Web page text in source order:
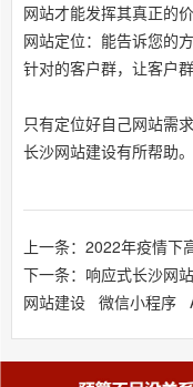
网站才能发挥其真正的价
网站定位：能告诉您的
针对的客户群，让客户
只有定位好自己网站需
长沙网站建设有所帮助。
上一条：2022年疫情
下一条：响应式长沙网
网站建设 微信小程序